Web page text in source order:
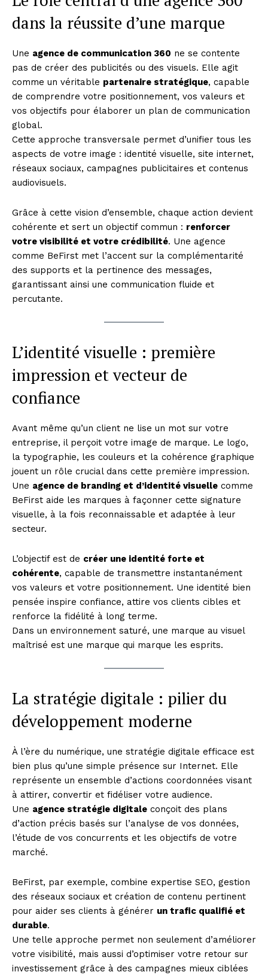
dans la réussite d’une marque
Une agence de communication 360 ne se contente
pas de créer des publicités ou des visuels. Elle agit
comme un véritable partenaire stratégique, capable
de comprendre votre positionnement, vos valeurs et
vos objectifs pour élaborer un plan de communication
global.
Cette approche transversale permet d’unifier tous les
aspects de votre image : identité visuelle, site internet,
réseaux sociaux, campagnes publicitaires et contenus
audiovisuels.
Grâce à cette vision d’ensemble, chaque action devient
cohérente et sert un objectif commun : renforcer
votre visibilité et votre crédibilité. Une agence
comme BeFirst met l’accent sur la complémentarité
des supports et la pertinence des messages,
garantissant ainsi une communication fluide et
percutante.
L’identité visuelle : première
impression et vecteur de
confiance
Avant même qu’un client ne lise un mot sur votre
entreprise, il perçoit votre image de marque. Le logo,
la typographie, les couleurs et la cohérence graphique
jouent un rôle crucial dans cette première impression.
Une agence de branding et d’identité visuelle comme
BeFirst aide les marques à façonner cette signature
visuelle, à la fois reconnaissable et adaptée à leur
secteur.
L’objectif est de créer une identité forte et
cohérente, capable de transmettre instantanément
vos valeurs et votre positionnement. Une identité bien
pensée inspire confiance, attire vos clients cibles et
renforce la fidélité à long terme.
Dans un environnement saturé, une marque au visuel
maîtrisé est une marque qui marque les esprits.
La stratégie digitale : pilier du
développement moderne
À l’ère du numérique, une stratégie digitale efficace est
bien plus qu’une simple présence sur Internet. Elle
représente un ensemble d’actions coordonnées visant
à attirer, convertir et fidéliser votre audience.
Une agence stratégie digitale conçoit des plans
d’action précis basés sur l’analyse de vos données,
l’étude de vos concurrents et les objectifs de votre
marché.
BeFirst, par exemple, combine expertise SEO, gestion
des réseaux sociaux et création de contenu pertinent
pour aider ses clients à générer un trafic qualifié et
durable.
Une telle approche permet non seulement d’améliorer
votre visibilité, mais aussi d’optimiser votre retour sur
investissement grâce à des campagnes mieux ciblées